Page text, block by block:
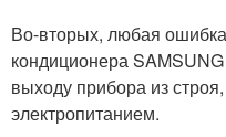
Во-вторых, любая
кондиционера
выходу прибора из
электропитанием.